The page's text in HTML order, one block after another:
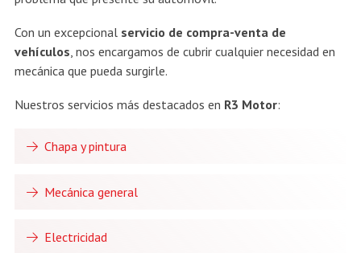
Con un excepcional servicio de compra-venta de
vehículos , nos encargamos de cubrir cualquier necesidad en
mecánica que pueda surgirle.
Nuestros servicios más destacados en R3 Motor:
Chapa y pintura
Mecánica general
Electricidad